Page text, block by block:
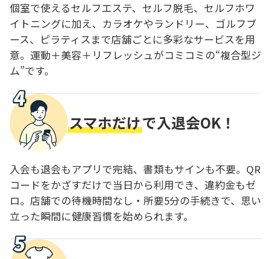
個室で使えるセルフエステ、セルフ脱毛、セルフホワ
イトニングに加え、カラオケやランドリー、ゴルフブ
ース、ピラティスまで店舗ごとに多彩なサービスを用
意。運動＋美容＋リフレッシュがコミコミの“複合型ジ
ム”です。
スマホだけで入退会OK！
入会も退会もアプリで完結、書類もサインも不要。QR
コードをかざすだけで当日から利用でき、違約金もゼ
ロ。店舗での待機時間なし・所要5分の手続きで、思い
立った瞬間に健康習慣を始められます。